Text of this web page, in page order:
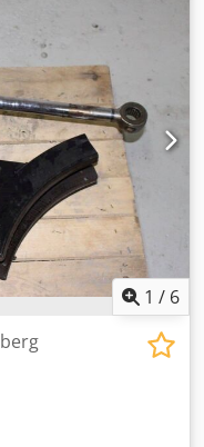
oluruz - daha
- İncelenebilir
edilebilir
1 / 6